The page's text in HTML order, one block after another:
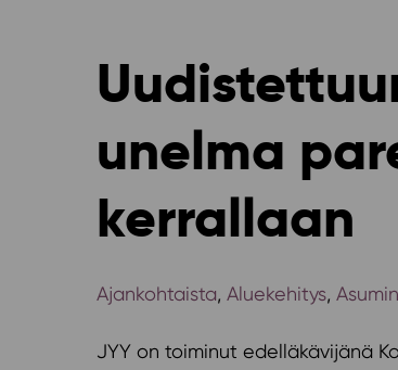
unelma
kerrallaan
Ajankohtaista, Aluekehitys,
JYY on toiminut edelläkävijänä